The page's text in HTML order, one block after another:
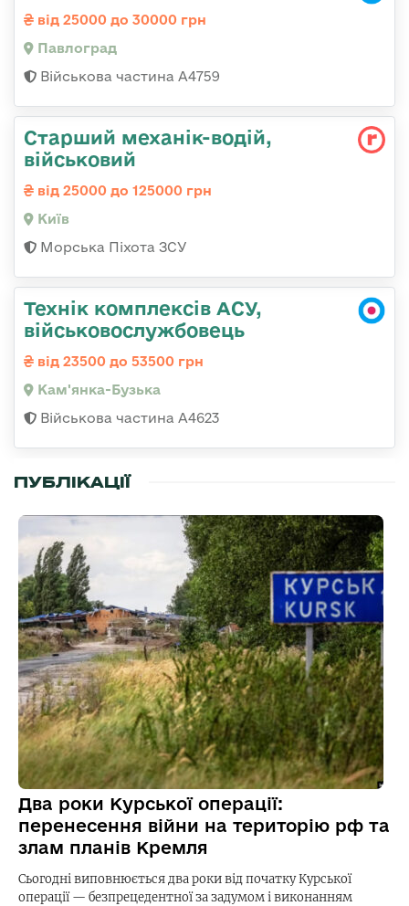
від 25000 до 30000 грн
Павлоград
Військова частина А4759
Стаpший механік-водій,
військовий
від 25000 до 125000 грн
Київ
Морська Піхота ЗСУ
Технік комплексів АСУ,
військовослужбовець
від 23500 до 53500 грн
Кам'янка-Бузька
Військова частина А4623
ПУБЛІКАЦІЇ
Два роки Курської операції:
перенесення війни на територію рф та
злам планів Кремля
Сьогодні виповнюється два роки від початку Курської
операції — безпрецедентної за задумом і виконанням